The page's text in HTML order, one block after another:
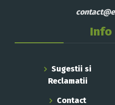
Info
Sugestii si
Reclamatii
Contact